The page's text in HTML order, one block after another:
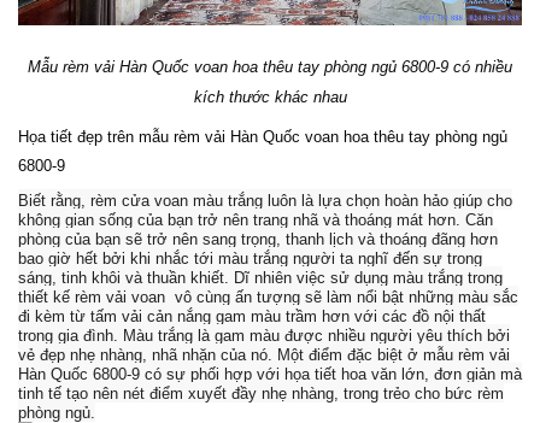
Mẫu rèm vải Hàn Quốc voan hoa thêu tay phòng ngủ 6800-9 có nhiều
kích thước khác nhau
Họa tiết đẹp trên mẫu rèm vải Hàn Quốc voan hoa thêu tay phòng ngủ
6800-9
Biết rằng, rèm cửa voan màu trắng luôn là lựa chọn hoàn hảo giúp cho
không gian sống của bạn trở nên trang nhã và thoáng mát hơn. Căn
phòng của bạn sẽ trở nên sang trọng, thanh lịch và thoáng đãng hơn
bao giờ hết bởi khi nhắc tới màu trắng người ta nghĩ đến sự trong
sáng, tinh khôi và thuần khiết. Dĩ nhiên việc sử dụng màu trắng trong
thiết kế rèm vải voan vô cùng ấn tượng sẽ làm nổi bật những màu sắc
đi kèm từ tấm vải cản nắng gam màu trầm hơn với các đồ nội thất
trong gia đình. Màu trắng là gam màu được nhiều người yêu thích bởi
vẻ đẹp nhẹ nhàng, nhã nhặn của nó. Một điểm đặc biệt ở mẫu rèm vải
Hàn Quốc 6800-9 có sự phối hợp với họa tiết hoa văn lớn, đơn giản mà
tinh tế tạo nên nét điểm xuyết đầy nhẹ nhàng, trong trẻo cho bức rèm
phòng ngủ.